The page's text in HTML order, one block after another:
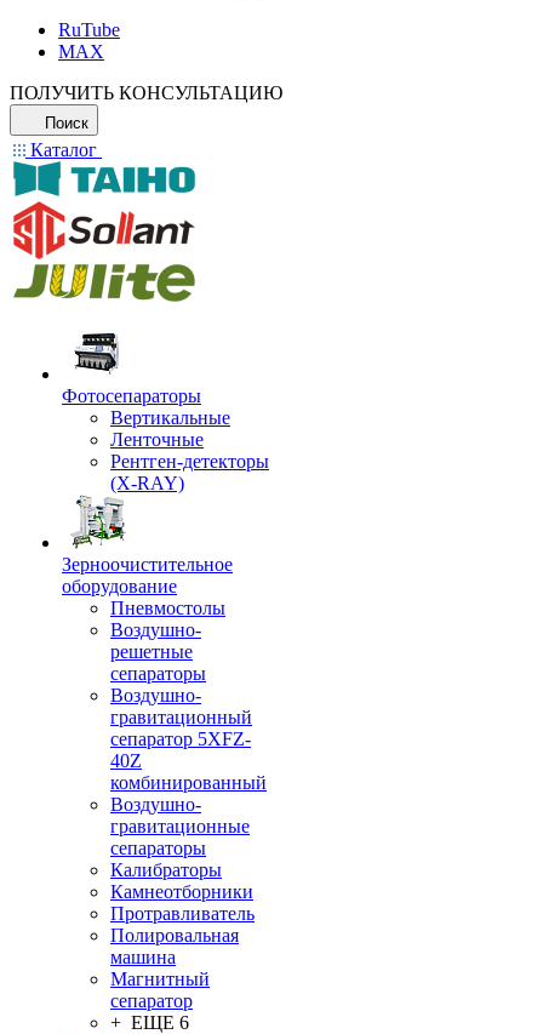
RuTube
MAX
ПОЛУЧИТЬ КОНСУЛЬТАЦИЮ
Поиск
Каталог
Фотосепараторы
Вертикальные
Ленточные
Рентген-детекторы
(X-RAY)
Зерноочистительное
оборудование
Пневмостолы
Воздушно-
решетные
сепараторы
Воздушно-
гравитационный
сепаратор 5XFZ-
40Z
комбинированный
Воздушно-
гравитационные
сепараторы
Калибраторы
Камнеотборники
Протравливатель
Полировальная
машина
Магнитный
сепаратор
+ ЕЩЕ 6